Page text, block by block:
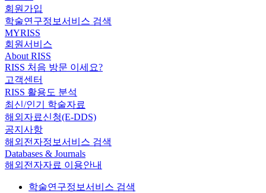
회원가입
학술연구정보서비스 검색
MYRISS
회원서비스
About RISS
RISS 처음 방문 이세요?
고객센터
RISS 활용도 분석
최신/인기 학술자료
해외자료신청(E-DDS)
공지사항
해외전자정보서비스 검색
Databases & Journals
해외전자자료 이용안내
학술연구정보서비스 검색